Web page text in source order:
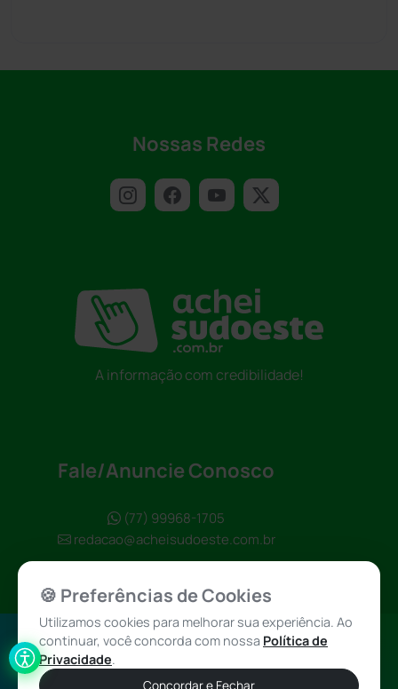
Nossas Redes
A informação com credibilidade!
Fale/Anuncie Conosco
(77) 99968-1705
redacao@acheisudoeste.com.br
Política de
Privacidade
Achei Sudoeste
© 2026 - Todos
🍪 Preferências de Cookies
Utilizamos cookies para melhorar sua experiência. Ao
continuar, você concorda com nossa Política de
Privacidade.
Concordar e Fechar